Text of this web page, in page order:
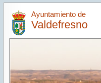
Ayuntamiento de
Valdefresno